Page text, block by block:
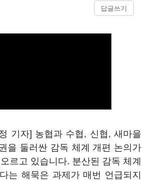
답글쓰기
기자] 농협과 수협, 신협, 새마을
을 둘러싼 감독 체계 개편 논의가
르고 있습니다. 분산된 감독 체계
는 해묵은 과제가 매번 언급되지